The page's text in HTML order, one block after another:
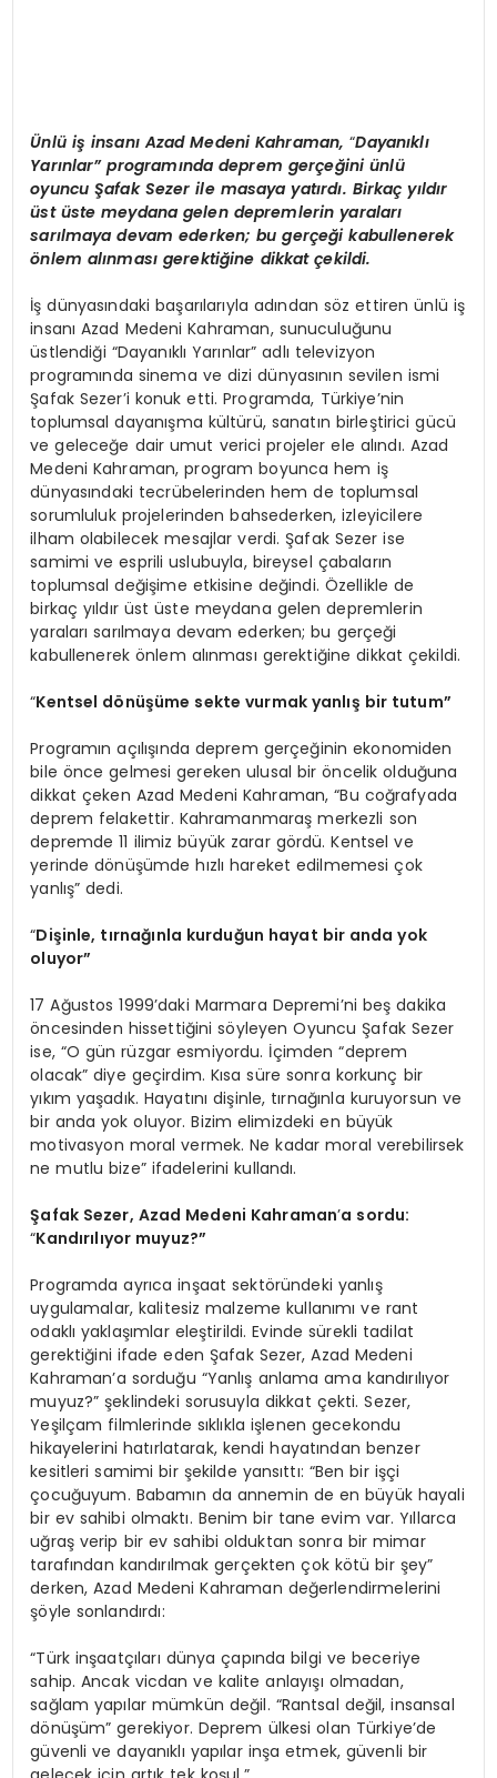
Ünlü iş insanı Azad Medeni Kahraman,“Dayanıklı
Yarınlar” programında deprem gerçeğini ünlü
oyuncu Şafak Sezer ile masaya yatırdı. Birkaç yıldır
üst üste meydana gelen depremlerin yaraları
sarılmaya devam ederken; bu gerçeği kabullenerek
önlem alınması gerektiğine dikkat çekildi.
İş dünyasındaki başarılarıyla adından söz ettiren ünlü iş
insanı Azad Medeni Kahraman, sunuculuğunu
üstlendiği “Dayanıklı Yarınlar” adlı televizyon
programında sinema ve dizi dünyasının sevilen ismi
Şafak Sezer’i konuk etti. Programda, Türkiye’nin
toplumsal dayanışma kültürü, sanatın birleştirici gücü
ve geleceğe dair umut verici projeler ele alındı. Azad
Medeni Kahraman, program boyunca hem iş
dünyasındaki tecrübelerinden hem de toplumsal
sorumluluk projelerinden bahsederken, izleyicilere
ilham olabilecek mesajlar verdi. Şafak Sezer ise
samimi ve esprili uslubuyla, bireysel çabaların
toplumsal değişime etkisine değindi. Özellikle de
birkaç yıldır üst üste meydana gelen depremlerin
yaraları sarılmaya devam ederken; bu gerçeği
kabullenerek önlem alınması gerektiğine dikkat çekildi.
“Kentsel dönüşüme sekte vurmak yanlış bir tutum”
Programın açılışında deprem gerçeğinin ekonomiden
bile önce gelmesi gereken ulusal bir öncelik olduğuna
dikkat çeken Azad Medeni Kahraman, “Bu coğrafyada
deprem felakettir. Kahramanmaraş merkezli son
depremde 11 ilimiz büyük zarar gördü. Kentsel ve
yerinde dönüşümde hızlı hareket edilmemesi çok
yanlış” dedi.
“Dişinle, tırnağınla kurduğun hayat bir anda yok
oluyor”
17 Ağustos 1999’daki Marmara Depremi’ni beş dakika
öncesinden hissettiğini söyleyen Oyuncu Şafak Sezer
ise, “O gün rüzgar esmiyordu. İçimden “deprem
olacak” diye geçirdim. Kısa süre sonra korkunç bir
yıkım yaşadık. Hayatını dişinle, tırnağınla kuruyorsun ve
bir anda yok oluyor. Bizim elimizdeki en büyük
motivasyon moral vermek. Ne kadar moral verebilirsek
ne mutlu bize” ifadelerini kullandı.
Şafak Sezer, Azad Medeni Kahraman’a sordu:
“Kandırılıyor muyuz?”
Programda ayrıca inşaat sektöründeki yanlış
uygulamalar, kalitesiz malzeme kullanımı ve rant
odaklı yaklaşımlar eleştirildi. Evinde sürekli tadilat
gerektiğini ifade eden Şafak Sezer, Azad Medeni
Kahraman’a sorduğu “Yanlış anlama ama kandırılıyor
muyuz?” şeklindeki sorusuyla dikkat çekti. Sezer,
Yeşilçam filmlerinde sıklıkla işlenen gecekondu
hikayelerini hatırlatarak, kendi hayatından benzer
kesitleri samimi bir şekilde yansıttı: “Ben bir işçi
çocuğuyum. Babamın da annemin de en büyük hayali
bir ev sahibi olmaktı. Benim bir tane evim var. Yıllarca
uğraş verip bir ev sahibi olduktan sonra bir mimar
tarafından kandırılmak gerçekten çok kötü bir şey”
derken, Azad Medeni Kahraman değerlendirmelerini
şöyle sonlandırdı:
“Türk inşaatçıları dünya çapında bilgi ve beceriye
sahip. Ancak vicdan ve kalite anlayışı olmadan,
sağlam yapılar mümkün değil. “Rantsal değil, insansal
dönüşüm” gerekiyor. Deprem ülkesi olan Türkiye’de
güvenli ve dayanıklı yapılar inşa etmek, güvenli bir